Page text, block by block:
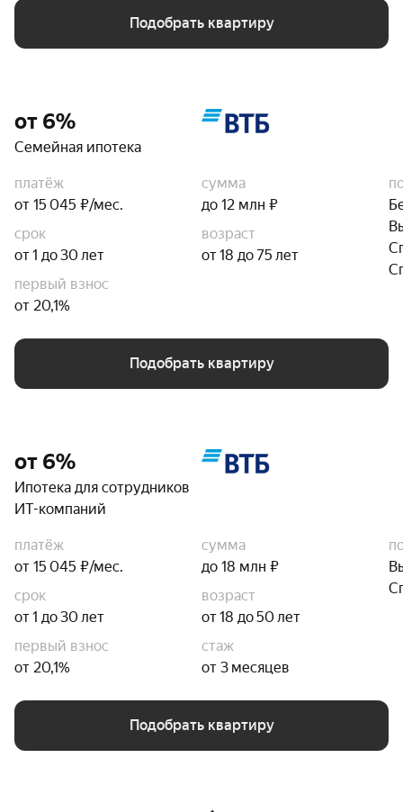
Подобрать квартиру
от 6%
Семейная ипотека
платёж
от 15 045 ₽/мес.
сумма
до 12 млн ₽
срок
от 1 до 30 лет
возраст
от 18 до 75 лет
первый взнос
от 20,1%
Подобрать квартиру
от 6%
Ипотека для сотрудников
ИТ-компаний
платёж
от 15 045 ₽/мес.
сумма
до 18 млн ₽
срок
от 1 до 30 лет
возраст
от 18 до 50 лет
первый взнос
от 20,1%
стаж
от 3 месяцев
Подобрать квартиру